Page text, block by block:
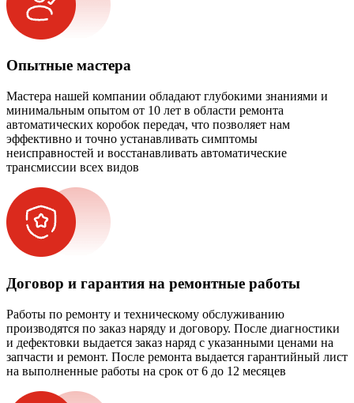
Опытные мастера
Мастера нашей компании обладают глубокими знаниями и
минимальным опытом от 10 лет в области ремонта
автоматических коробок передач, что позволяет нам
эффективно и точно устанавливать симптомы
неисправностей и восстанавливать автоматические
трансмиссии всех видов
Договор и гарантия на ремонтные работы
Работы по ремонту и техническому обслуживанию
производятся по заказ наряду и договору. После диагностики
и дефектовки выдается заказ наряд с указанными ценами на
запчасти и ремонт. После ремонта выдается гарантийный лист
на выполненные работы на срок от 6 до 12 месяцев